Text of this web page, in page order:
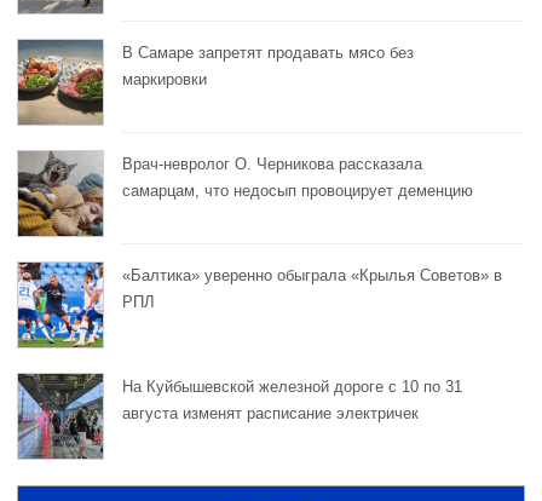
В Самаре запретят продавать мясо без
маркировки
Врач-невролог О. Черникова рассказала
самарцам, что недосып провоцирует деменцию
«Балтика» уверенно обыграла «Крылья Советов» в
РПЛ
На Куйбышевской железной дороге с 10 по 31
августа изменят расписание электричек